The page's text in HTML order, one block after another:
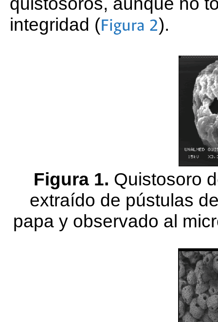
integridad (Figura 2).
Figura 1. Quistosoro
extraído de pústulas
papa y observado al